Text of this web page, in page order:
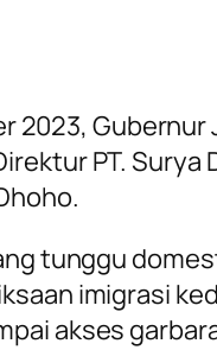
2023, Gubernur
PT.
tunggu
imigrasi
akses